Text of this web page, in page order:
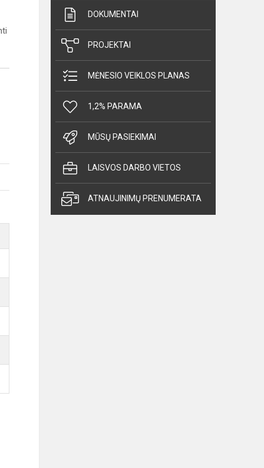
DOKUMENTAI
PROJEKTAI
MĖNESIO VEIKLOS PLANAS
1,2% PARAMA
MŪSŲ PASIEKIMAI
LAISVOS DARBO VIETOS
ATNAUJINIMŲ PRENUMERATA